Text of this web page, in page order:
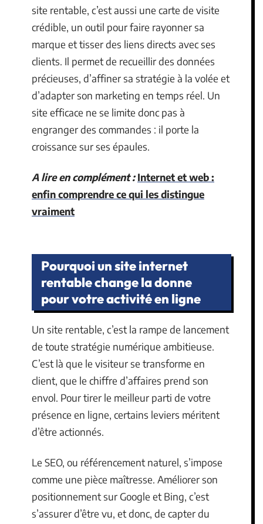
site rentable, c’est aussi une carte de visite
crédible, un outil pour faire rayonner sa
marque et tisser des liens directs avec ses
clients. Il permet de recueillir des données
précieuses, d’affiner sa stratégie à la volée et
d’adapter son marketing en temps réel. Un
site efficace ne se limite donc pas à
engranger des commandes : il porte la
croissance sur ses épaules.
A lire en complément : Internet et web :
enfin comprendre ce qui les distingue
vraiment
Pourquoi un site internet
rentable change la donne
pour votre activité en ligne
Un site rentable, c’est la rampe de lancement
de toute stratégie numérique ambitieuse.
C’est là que le visiteur se transforme en
client, que le chiffre d’affaires prend son
envol. Pour tirer le meilleur parti de votre
présence en ligne, certains leviers méritent
d’être actionnés.
Le SEO, ou référencement naturel, s’impose
comme une pièce maîtresse. Améliorer son
positionnement sur Google et Bing, c’est
s’assurer d’être vu, et donc, de capter du